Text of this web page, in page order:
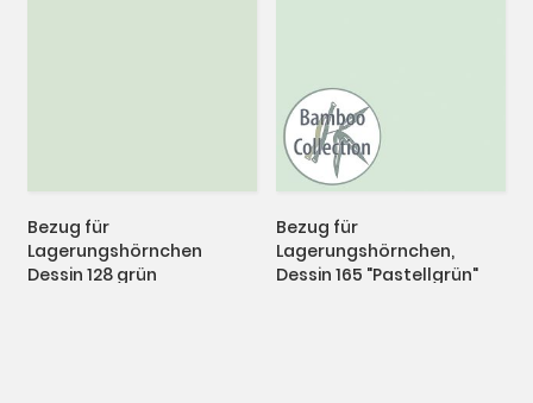
Bezug für
Lagerungshörnchen,
Dessin 165 "Pastellgrün"
Bezug für
Lagerungshörnchen
Dessin 128 grün